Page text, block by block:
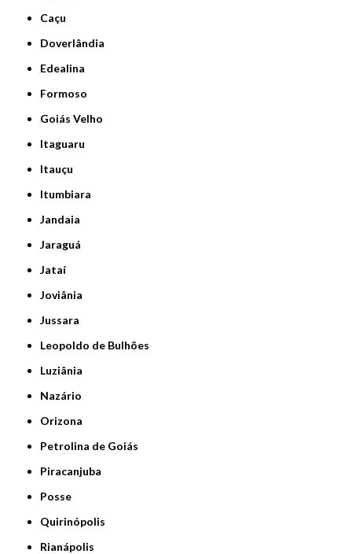
Caçu
Doverlândia
Edealina
Formoso
Goiás Velho
Itaguaru
Itauçu
Itumbiara
Jandaia
Jaraguá
Jataí
Joviânia
Jussara
Leopoldo de Bulhões
Luziânia
Nazário
Orizona
Petrolina de Goiás
Piracanjuba
Posse
Quirinópolis
Rianápolis